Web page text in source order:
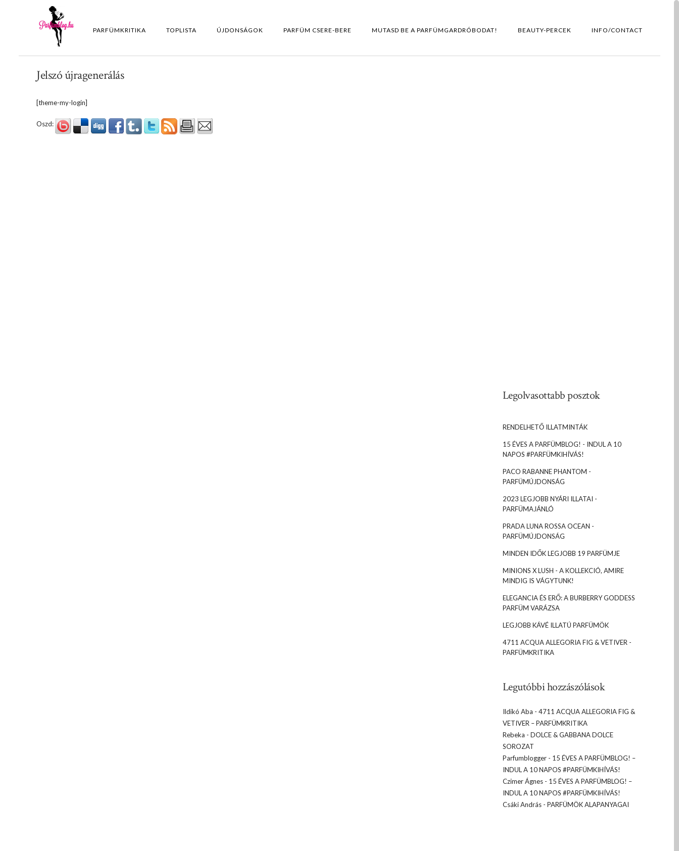
PARFÜMKRITIKA TOPLISTA ÚJDONSÁGOK PARFÜM CSERE-BERE MUTASD BE A PARFÜMGARDRÓBODAT! BEAUTY-PERCEK INFO/CONTACT
Jelszó újragenerálás
[theme-my-login]
Oszd:
Legolvasottabb posztok
RENDELHETŐ ILLATMINTÁK
15 ÉVES A PARFÜMBLOG! - INDUL A 10
NAPOS #PARFÜMKIHÍVÁS!
PACO RABANNE PHANTOM -
PARFÜMÚJDONSÁG
2023 LEGJOBB NYÁRI ILLATAI -
PARFÜMAJÁNLÓ
PRADA LUNA ROSSA OCEAN -
PARFÜMÚJDONSÁG
MINDEN IDŐK LEGJOBB 19 PARFÜMJE
MINIONS X LUSH - A KOLLEKCIÓ, AMIRE
MINDIG IS VÁGYTUNK!
ELEGANCIA ÉS ERŐ: A BURBERRY GODDESS
PARFÜM VARÁZSA
LEGJOBB KÁVÉ ILLATÚ PARFÜMÖK
4711 ACQUA ALLEGORIA FIG & VETIVER -
PARFÜMKRITIKA
Legutóbbi hozzászólások
Ildikó Aba - 4711 ACQUA ALLEGORIA FIG &
VETIVER – PARFÜMKRITIKA
Rebeka - DOLCE & GABBANA DOLCE
SOROZAT
Parfumblogger- 15 ÉVES A PARFÜMBLOG! –
INDUL A 10 NAPOS #PARFÜMKIHÍVÁS!
Czimer Ágnes- 15 ÉVES A PARFÜMBLOG! –
INDUL A 10 NAPOS #PARFÜMKIHÍVÁS!
Csáki András- PARFÜMÖK ALAPANYAGAI